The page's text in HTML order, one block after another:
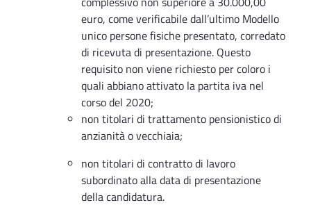
euro, come verificabile dall’ultimo Modello
unico persone fisiche presentato, corredato
di ricevuta di presentazione. Questo
requisito non viene richiesto per coloro i
quali abbiano attivato la partita iva nel
corso del 2020;
non titolari di trattamento pensionistico di
anzianità o vecchiaia;
non titolari di contratto di lavoro
subordinato alla data di presentazione
della candidatura.